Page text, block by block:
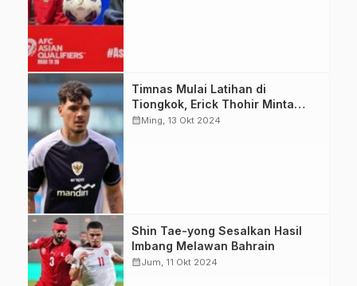
meladeni
perlawanan
Tiongkok. (Foto:
PSSI)
Shayne
Pattynama
menjalani latihan
untuk
memperkuat
Timnas melawan
Tiongkok. (Foto:
PSSI)
Timnas Mulai Latihan di
Tiongkok, Erick Thohir Minta
Fokus
calendar_monthMing, 13 Okt 2024
Ragnar
Oratmangoen
beradu fisik
dengan pemain
Shin Tae-yong Sesalkan Hasil
Imbang Melawan Bahrain
calendar_monthJum, 11 Okt 2024